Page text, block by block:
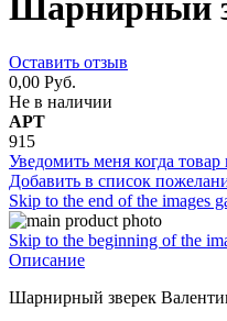
Шарнирный
Оставить отзыв
0,00 Руб.
Не в наличии
АРТ
915
Уведомить меня когда
Добавить в список
Skip to the end of the images
Skip to the beginning of the
Описание
Шарнирный зверек